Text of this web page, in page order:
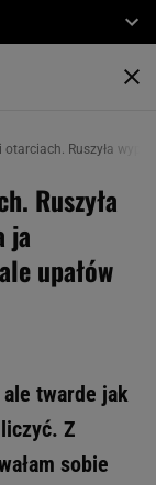
Ruszyła
Ruszyła
ja
upałów
ale twarde jak
Z
sobie